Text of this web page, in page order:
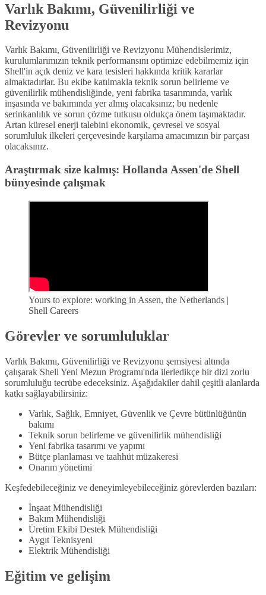
Varlık Bakımı, Güvenilirliği ve
Revizyonu
Varlık Bakımı, Güvenilirliği ve Revizyonu Mühendislerimiz,
kurulumlarımızın teknik performansını optimize edebilmemiz için
Shell'in açık deniz ve kara tesisleri hakkında kritik kararlar
almaktadırlar. Bu ekibe katılmakla teknik sorun belirleme ve
güvenilirlik mühendisliğinde, yeni fabrika tasarımında, varlık
inşasında ve bakımında yer almış olacaksınız; bu nedenle
serinkanlılık ve sorun çözme tutkusu oldukça önem taşımaktadır.
Artan küresel enerji talebini ekonomik, çevresel ve sosyal
sorumluluk ilkeleri çerçevesinde karşılama amacımızın bir parçası
olacaksınız.
Araştırmak size kalmış: Hollanda Assen'de Shell
bünyesinde çalışmak
Yours to explore: working in Assen, the Netherlands |
Shell Careers
Görevler ve sorumluluklar
Varlık Bakımı, Güvenilirliği ve Revizyonu şemsiyesi altında
çalışarak Shell Yeni Mezun Programı'nda ilerledikçe bir dizi zorlu
sorumluluğu tecrübe edeceksiniz. Aşağıdakiler dahil çeşitli alanlarda
katkı sağlayabilirsiniz:
Varlık, Sağlık, Emniyet, Güvenlik ve Çevre bütünlüğünün
bakımı
Teknik sorun belirleme ve güvenilirlik mühendisliği
Yeni fabrika tasarımı ve yapımı
Bütçe planlaması ve taahhüt müzakeresi
Onarım yönetimi
Keşfedebileceğiniz ve deneyimleyebileceğiniz görevlerden bazıları:
İnşaat Mühendisliği
Bakım Mühendisliği
Üretim Ekibi Destek Mühendisliği
Aygıt Teknisyeni
Elektrik Mühendisliği
Eğitim ve gelişim